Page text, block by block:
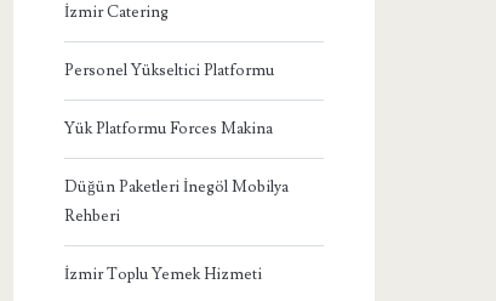
İzmir Catering
Personel Yükseltici Platformu
Yük Platformu Forces Makina
Düğün Paketleri İnegöl Mobilya
Rehberi
İzmir Toplu Yemek Hizmeti